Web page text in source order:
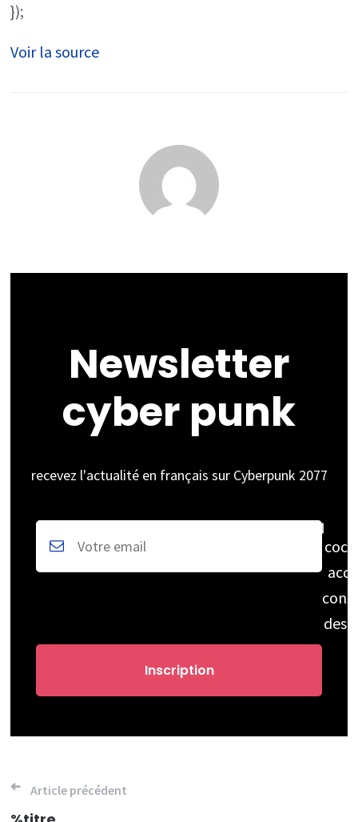
});
Voir la source
Newsletter
cyber punk
recevez l'actualité en français sur Cyberpunk 2077
des
Navigation
Article précédent